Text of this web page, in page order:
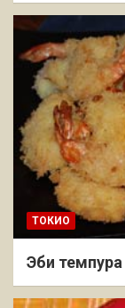
ТОКИО
Эби темпура